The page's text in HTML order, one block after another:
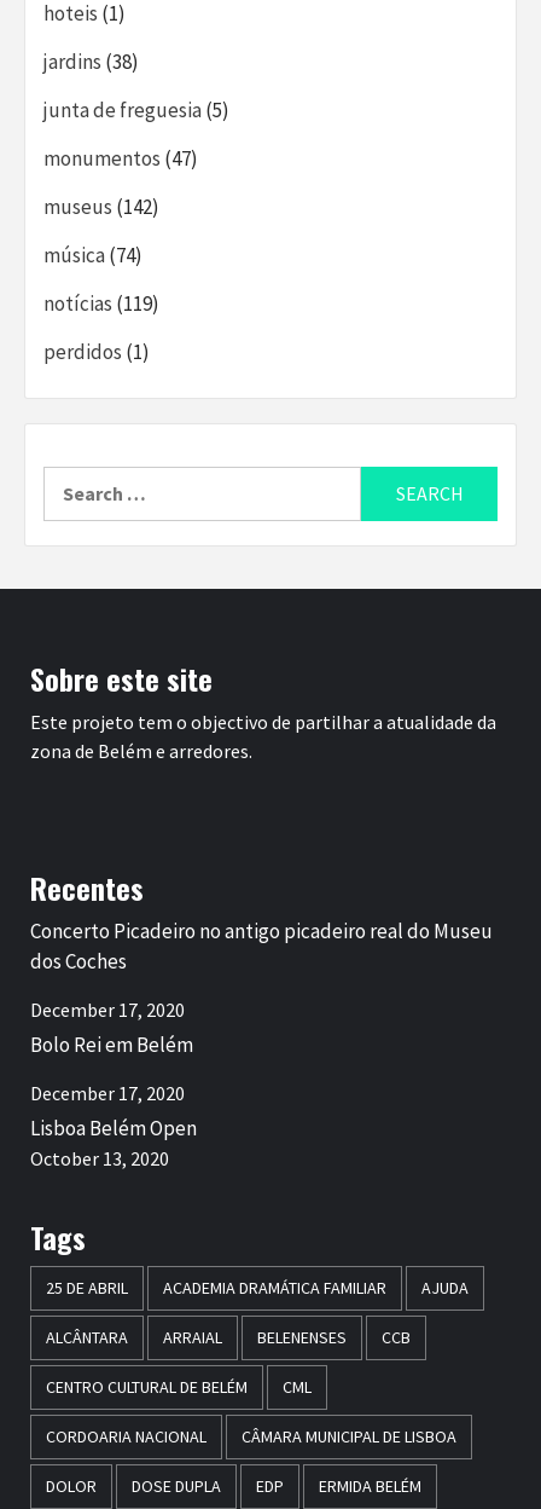
hoteis (1)
jardins (38)
junta de freguesia(5)
monumentos (47)
museus (142)
música(74)
notícias (119)
perdidos (1)
for:
Sobre este site
Este projeto tem o objectivo de partilhar a atualidade da
zona de Belém e arredores.
Recentes
Concerto Picadeiro no antigo picadeiro real do Museu
dos Coches
December 17, 2020
Bolo Rei em Belém
December 17, 2020
Lisboa Belém Open
October 13, 2020
Tags
25 DE ABRIL ACADEMIA DRAMÁTICA FAMILIAR AJUDA
ALCÂNTARA ARRAIAL BELENENSES CCB
CENTRO CULTURAL DE BELÉM CML
CORDOARIA NACIONAL CÂMARA MUNICIPAL DE LISBOA
DOLOR DOSE DUPLA EDP ERMIDA BELÉM